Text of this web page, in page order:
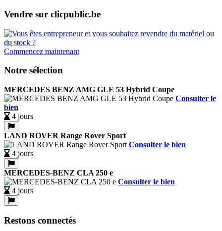
Vendre sur clicpublic.be
Commencez maintenant
Notre sélection
MERCEDES BENZ AMG GLE 53 Hybrid Coupe
Consulter le
bien
4 jours
LAND ROVER Range Rover Sport
Consulter le bien
4 jours
MERCEDES-BENZ CLA 250 e
Consulter le bien
4 jours
Restons connectés